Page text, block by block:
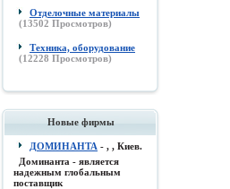
Отделочные материалы
(13502 Просмотров)
Техника, оборудование
(12228 Просмотров)
Новые фирмы
ДОМИНАНТА - , , Киев.
Доминанта - является
надежным глобальным
поставщик